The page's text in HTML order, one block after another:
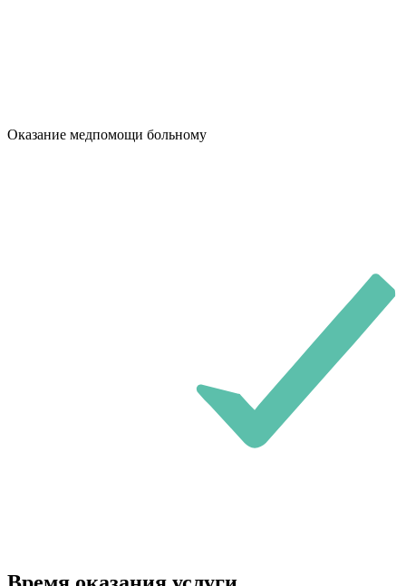
Оказание медпомощи больному